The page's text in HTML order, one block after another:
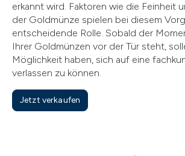
erkannt wird. Faktoren wie die Feinheit
der Goldmünze spielen bei diesem
entscheidende Rolle. Sobald der
Ihrer Goldmünzen vor der Tür steht,
Möglichkeit haben, sich auf eine
verlassen zu können.
Jetzt verkaufen